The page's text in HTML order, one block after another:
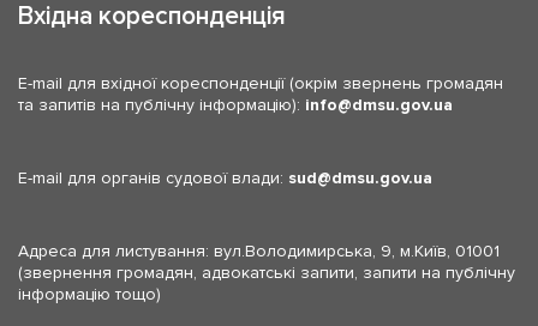
Вхідна кореспонденція
E-mail для вхідної кореспонденції (окрім звернень громадян
та запитів на публічну інформацію): info dmsu.gov.ua
E-mail для органів судової влади: sud dmsu.gov.ua
Адреса для листування: вул.Володимирська, 9, м.Київ, 01001
(звернення громадян, адвокатські запити, запити на публічну
інформацію тощо)